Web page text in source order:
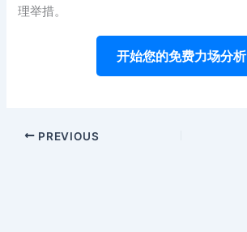
理举措。
开始您的免费力场分析
PREVIOUS